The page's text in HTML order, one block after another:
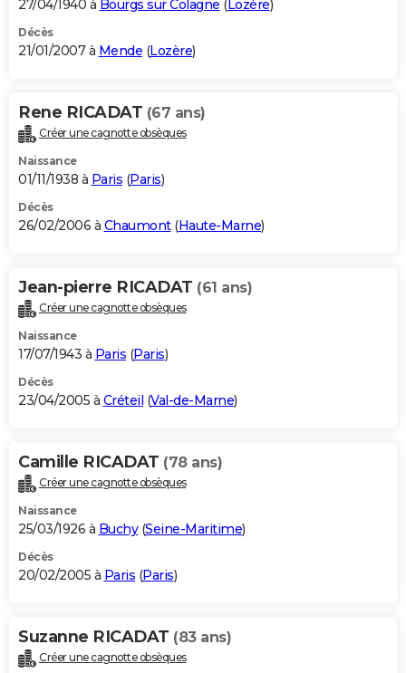
27/04/1940 à Bourgs sur Colagne ( Lozère)
Décès
21/01/2007 à Mende (Lozère)
Rene RICADAT (67 ans)
Créer une cagnotte obsèques
Naissance
01/11/1938 à Paris (Paris)
Décès
26/02/2006 à Chaumont(Haute-Marne)
Jean-pierre RICADAT (61 ans)
Créer une cagnotte obsèques
Naissance
17/07/1943 à Paris (Paris)
Décès
23/04/2005 à Créteil (Val-de-Marne)
Camille RICADAT (78 ans)
Créer une cagnotte obsèques
Naissance
25/03/1926 à Buchy(Seine-Maritime)
Décès
20/02/2005 à Paris (Paris)
Suzanne RICADAT (83 ans)
Créer une cagnotte obsèques